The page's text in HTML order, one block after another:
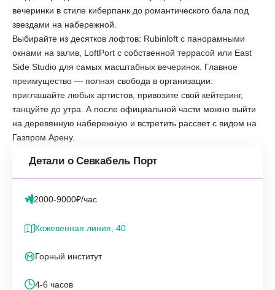
вечеринки в стиле киберпанк до романтического бала под
звездами на набережной.
Выбирайте из десятков лофтов: Rubinloft с панорамными
окнами на залив, LoftPort с собственной террасой или East
Side Studio для самых масштабных вечеринок. Главное
преимущество — полная свобода в организации:
приглашайте любых артистов, привозите свой кейтеринг,
танцуйте до утра. А после официальной части можно выйти
на деревянную набережную и встретить рассвет с видом на
Газпром Арену.
Детали о Севкабель Порт
2000-9000₽/час
Кожевенная линия, 40
Горный институт
4-6 часов